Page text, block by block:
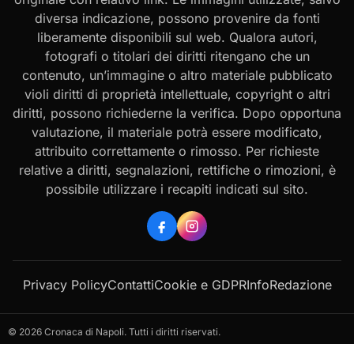
diversa indicazione, possono provenire da fonti
liberamente disponibili sul web. Qualora autori,
fotografi o titolari dei diritti ritengano che un
contenuto, un’immagine o altro materiale pubblicato
violi diritti di proprietà intellettuale, copyright o altri
diritti, possono richiederne la verifica. Dopo opportuna
valutazione, il materiale potrà essere modificato,
attribuito correttamente o rimosso. Per richieste
relative a diritti, segnalazioni, rettifiche o rimozioni, è
possibile utilizzare i recapiti indicati sul sito.
Privacy PolicyContattiCookie e GDPRInfoRedazione
© 2026 Cronaca di Napoli. Tutti i diritti riservati.